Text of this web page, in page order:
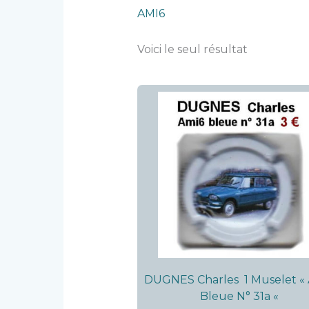
AMI6
Voici le seul résultat
DUGNES Charles 1 Muselet «
Bleue N° 31a «